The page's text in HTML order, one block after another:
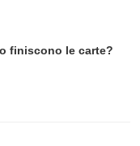
finiscono le carte?